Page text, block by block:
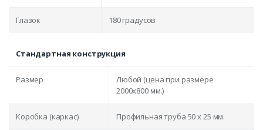
Глазок 180 градусов
Стандартная конструкция
Размер
Любой (цена при размере
2000x800 мм.)
Коробка (каркас) Профильная труба 50 х 25 мм.